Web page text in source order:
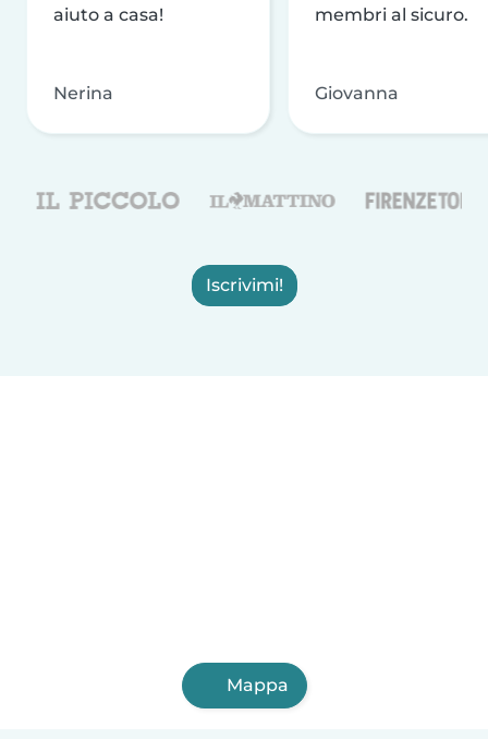
aiuto a casa!
Nerina
membri al sicuro.
Giovanna
Iscrivimi!
Mappa